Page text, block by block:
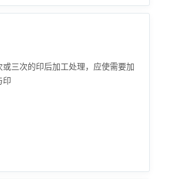
三次的印后加工处理，应使需要加
印